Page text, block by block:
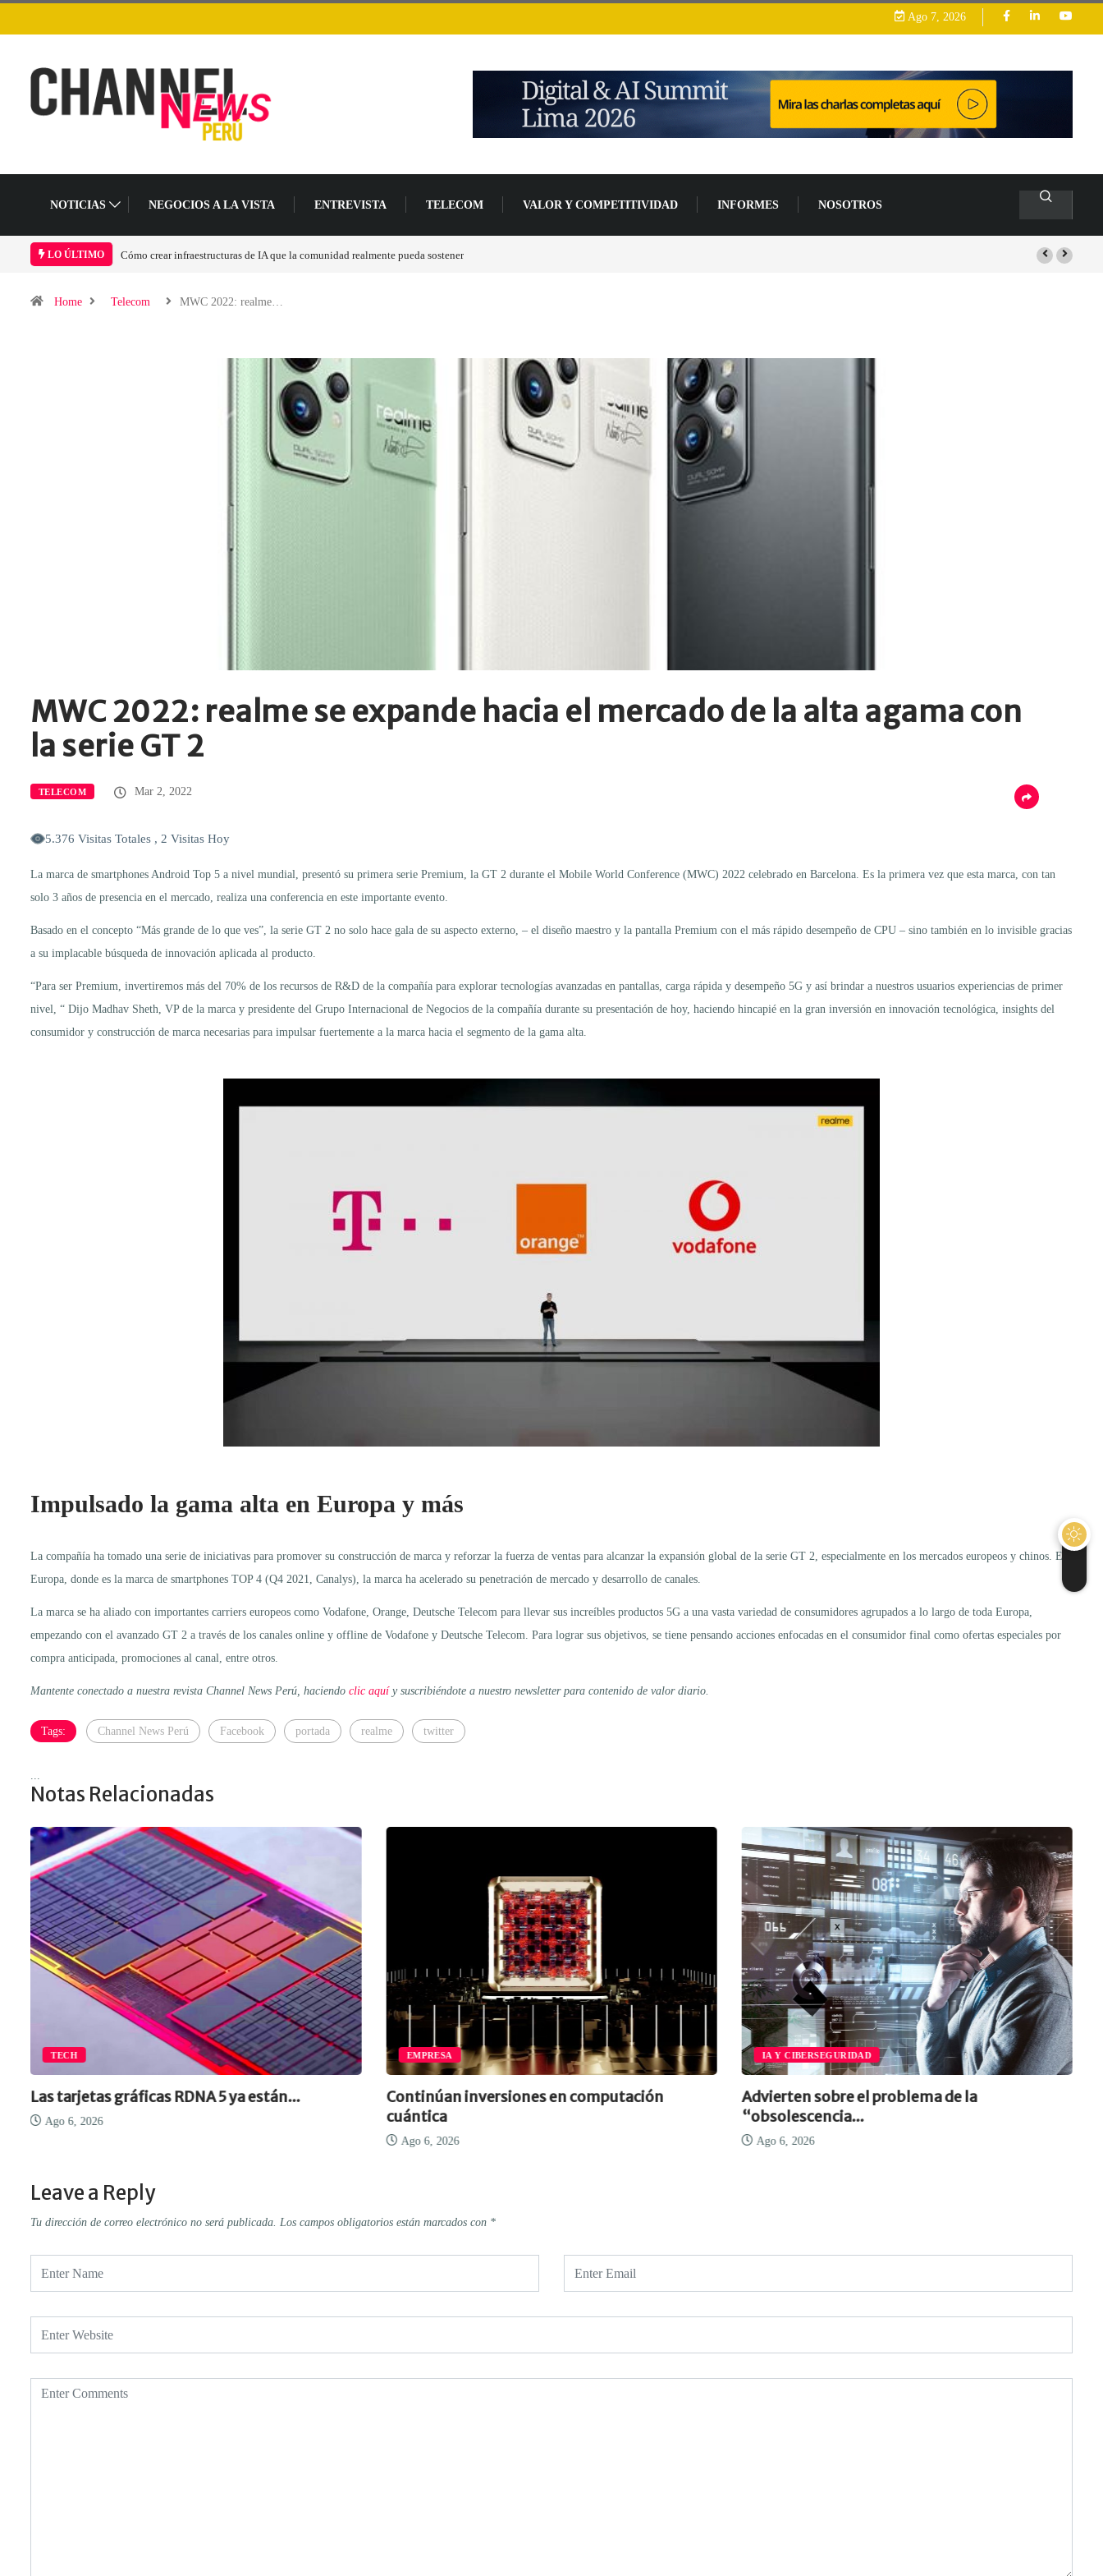
Ago 7, 2026
NOTICIAS NEGOCIOS A LA VISTA ENTREVISTA TELECOM VALOR Y COMPETITIVIDAD INFORMES NOSOTROS
LO ÚLTIMO
realmente pueda sostenerLas tarjetas gráficas RDNA 5 ya están en fase avanzada de desarrollo
Home Telecom MWC 2022: realme…
MWC 2022: realme se expande hacia el mercado de la alta agama con
la serie GT 2
TELECOM Mar 2, 2022
5.376 Visitas Totales , 2 Visitas Hoy
La marca de smartphones Android Top 5 a nivel mundial, presentó su primera serie Premium, la GT 2 durante el Mobile World Conference (MWC) 2022 celebrado en Barcelona. Es la primera vez que esta marca, con tan
solo 3 años de presencia en el mercado, realiza una conferencia en este importante evento.
Basado en el concepto “Más grande de lo que ves”, la serie GT 2 no solo hace gala de su aspecto externo, – el diseño maestro y la pantalla Premium con el más rápido desempeño de CPU – sino también en lo invisible gracias
a su implacable búsqueda de innovación aplicada al producto.
“Para ser Premium, invertiremos más del 70% de los recursos de R&D de la compañía para explorar tecnologías avanzadas en pantallas, carga rápida y desempeño 5G y así brindar a nuestros usuarios experiencias de primer
nivel, “ Dijo Madhav Sheth, VP de la marca y presidente del Grupo Internacional de Negocios de la compañía durante su presentación de hoy, haciendo hincapié en la gran inversión en innovación tecnológica, insights del
consumidor y construcción de marca necesarias para impulsar fuertemente a la marca hacia el segmento de la gama alta.
Impulsado la gama alta en Europa y más
La compañía ha tomado una serie de iniciativas para promover su construcción de marca y reforzar la fuerza de ventas para alcanzar la expansión global de la serie GT 2, especialmente en los mercados europeos y chinos. En
Europa, donde es la marca de smartphones TOP 4 (Q4 2021, Canalys), la marca ha acelerado su penetración de mercado y desarrollo de canales.
La marca se ha aliado con importantes carriers europeos como Vodafone, Orange, Deutsche Telecom para llevar sus increíbles productos 5G a una vasta variedad de consumidores agrupados a lo largo de toda Europa,
empezando con el avanzado GT 2 a través de los canales online y offline de Vodafone y Deutsche Telecom. Para lograr sus objetivos, se tiene pensando acciones enfocadas en el consumidor final como ofertas especiales por
compra anticipada, promociones al canal, entre otros.
Mantente conectado a nuestra revista Channel News Perú, haciendo clic aquíy suscribiéndote a nuestro newsletter para contenido de valor diario.
Tags: Channel News Perú Facebook portada realme twitter
Notas Relacionadas
TECH
Las tarjetas gráficas RDNA 5 ya están...
Ago 6, 2026
EMPRESA
Continúan inversiones en computación
cuántica
Ago 6, 2026
IA Y CIBERSEGURIDAD
Advierten sobre el problema de la
“obsolescencia...
Ago 6, 2026
Leave a Reply
Tu dirección de correo electrónico no será publicada. Los campos obligatorios están marcados con *